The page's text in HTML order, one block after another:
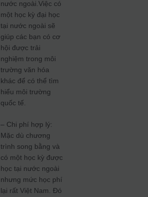
nước ngoài.Việc có
một học kỳ đại học
tại nước ngoài sẽ
giúp các bạn có cơ
hội được trải
nghiệm trong môi
trường văn hóa
khác để có thể tìm
hiểu môi trường
quốc tế.
– Chi phí hợp lý:
Mặc dù chương
trình song bằng và
có một học kỳ được
học tại nước ngoài
nhưng mức học phí
lại rất Việt Nam. Đó